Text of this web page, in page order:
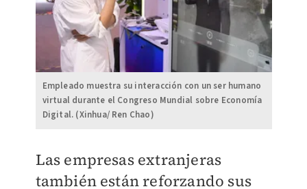
Empleado muestra su interacción con un ser humano
virtual durante el Congreso Mundial sobre Economía
Digital. (Xinhua/ Ren Chao)
Las empresas extranjeras
también están reforzando sus